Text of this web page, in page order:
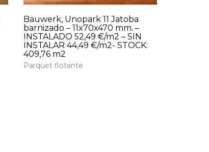
Bauwerk, Unopark 11 Jatoba
barnizado – 11x70x470 mm. –
INSTALADO 52,49 €/m2 – SIN
INSTALAR 44,49 €/m2- STOCK:
409,76 m2
Parquet flotante